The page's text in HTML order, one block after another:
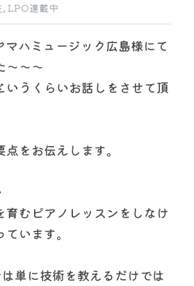
, LPO連載中
ハミュージック広島様にて
〜〜〜
いうくらいお話しをさせて頂
をお伝えします。
育むピアノレッスンをしなけ
います。
単に技術を教えるだけでは